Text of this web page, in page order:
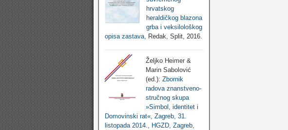
hrvatskog
heraldičkog blazona
grba i veksilološkog
opisa zastava, Redak, Split, 2016.
Željko Heimer &
Marin Sabolović
(ed.): Zbornik
radova znanstveno-
stručnog skupa
»Simbol, identitet i
Domovinski rat«, Zagreb, 31.
listopada 2014., HGZD, Zagreb,